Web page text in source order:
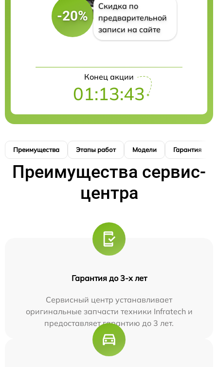
-20%
Скидка по
предварительной
записи на сайте
Конец акции
01:13:42
Преимущества Этапы работ Модели Гарантия
Преимущества сервис-
центра
Гарантия до 3-х лет
Сервисный центр устанавливает
оригинальные запчасти техники Infratech и
предоставляет гарантию до 3 лет.